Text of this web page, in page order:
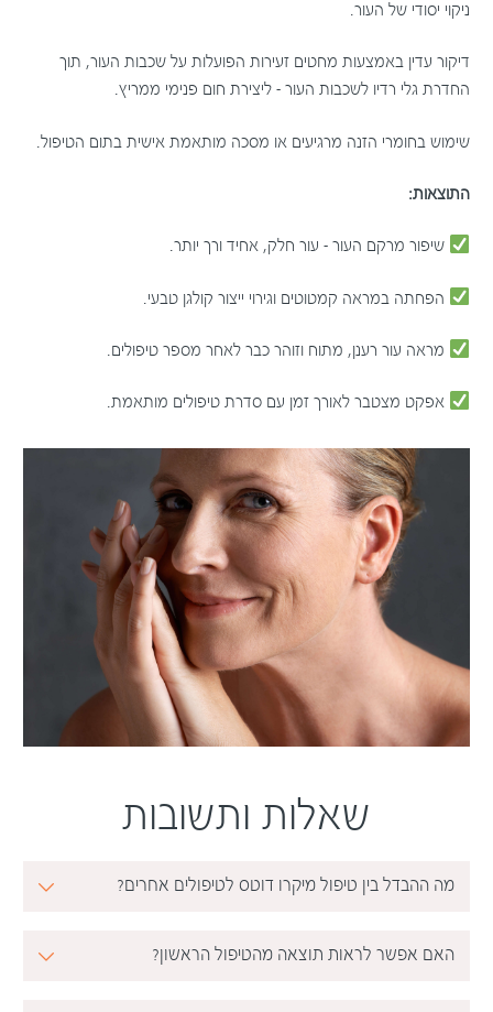
ניקוי יסודי של העור.
דיקור עדין באמצעות מחטים זעירות הפועלות על שכבות העור, תוך
החדרת גלי רדיו לשכבות העור – ליצירת חום פנימי ממריץ.
שימוש בחומרי הזנה מרגיעים או מסכה מותאמת אישית בתום הטיפול.
התוצאות:
שיפור מרקם העור – עור חלק, אחיד ורך יותר.
הפחתה במראה קמטוטים וגירוי ייצור קולגן טבעי.
מראה עור רענן, מתוח וזוהר כבר לאחר מספר טיפולים.
אפקט מצטבר לאורך זמן עם סדרת טיפולים מותאמת.
שאלות ותשובות
מה ההבדל בין טיפול מיקרו דוטס לטיפולים אחרים?
האם אפשר לראות תוצאה מהטיפול הראשון?